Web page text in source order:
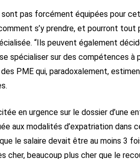
pas forcément équipées pour
s’y prendre, et pourront
“Ils peuvent également
spécialiser sur des compétences
PME qui, paradoxalement,
en urgence sur le dossier d’une
aux modalités d’expatriation
le salaire devait être au moins 3
cher, beaucoup plus cher que le